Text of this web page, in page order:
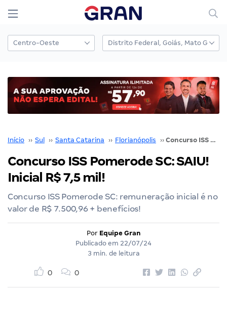
Início ›› Sul ›› Santa Catarina ›› Florianópolis ›› Concurso ISS Pomerode SC: SAIU! Inicial R$ 7,5 mil!
Concurso ISS Pomerode SC: SAIU!
Inicial R$ 7,5 mil!
Concurso ISS Pomerode SC: remuneração inicial é no
valor de R$ 7.500,96 + benefícios!
Por Equipe Gran
Publicado em 22/07/24
3 min. de leitura
0 0